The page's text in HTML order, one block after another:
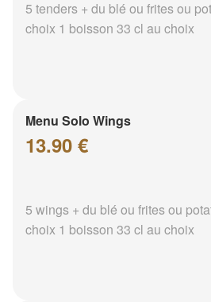
5 tenders + du blé ou frites ou
choix 1 boisson 33 cl au choix
Menu Solo Wings
13.90 €
5 wings + du blé ou frites ou
choix 1 boisson 33 cl au choix